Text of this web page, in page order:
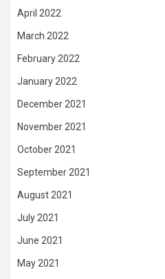
April 2022
March 2022
February 2022
January 2022
December 2021
November 2021
October 2021
September 2021
August 2021
July 2021
June 2021
May 2021